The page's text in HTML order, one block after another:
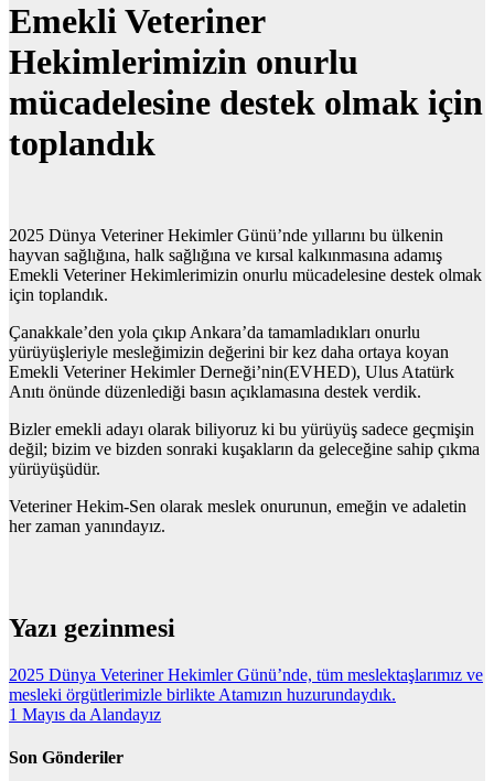
Emekli Veteriner
Hekimlerimizin onurlu
mücadelesine destek olmak için
toplandık
2025 Dünya Veteriner Hekimler Günü’nde yıllarını bu ülkenin
hayvan sağlığına, halk sağlığına ve kırsal kalkınmasına adamış
Emekli Veteriner Hekimlerimizin onurlu mücadelesine destek olmak
için toplandık.
Çanakkale’den yola çıkıp Ankara’da tamamladıkları onurlu
yürüyüşleriyle mesleğimizin değerini bir kez daha ortaya koyan
Emekli Veteriner Hekimler Derneği’nin(EVHED), Ulus Atatürk
Anıtı önünde düzenlediği basın açıklamasına destek verdik.
Bizler emekli adayı olarak biliyoruz ki bu yürüyüş sadece geçmişin
değil; bizim ve bizden sonraki kuşakların da geleceğine sahip çıkma
yürüyüşüdür.
Veteriner Hekim-Sen olarak meslek onurunun, emeğin ve adaletin
her zaman yanındayız.
Yazı gezinmesi
2025 Dünya Veteriner Hekimler Günü’nde, tüm meslektaşlarımız ve
mesleki örgütlerimizle birlikte Atamızın huzurundaydık.
1 Mayıs da Alandayız
Son Gönderiler